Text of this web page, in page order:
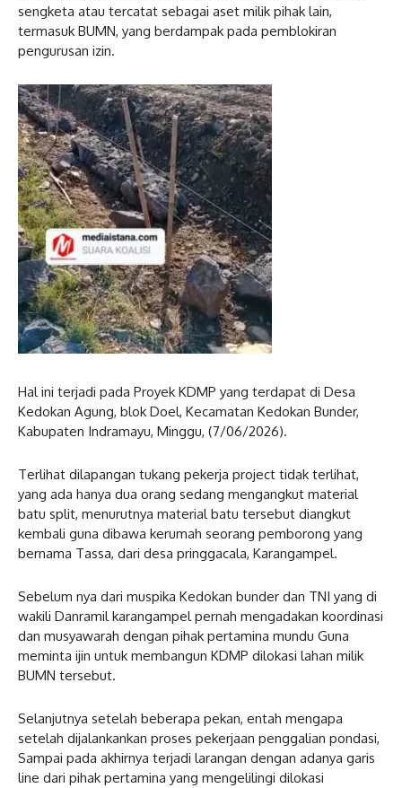
sengketa atau tercatat sebagai aset milik pihak lain,
termasuk BUMN, yang berdampak pada pemblokiran
pengurusan izin.
Hal ini terjadi pada Proyek KDMP yang terdapat di Desa
Kedokan Agung, blok Doel, Kecamatan Kedokan Bunder,
Kabupaten Indramayu, Minggu, (7/06/2026).
Terlihat dilapangan tukang pekerja project tidak terlihat,
yang ada hanya dua orang sedang mengangkut material
batu split, menurutnya material batu tersebut diangkut
kembali guna dibawa kerumah seorang pemborong yang
bernama Tassa, dari desa pringgacala, Karangampel.
Sebelum nya dari muspika Kedokan bunder dan TNI yang di
wakili Danramil karangampel pernah mengadakan koordinasi
dan musyawarah dengan pihak pertamina mundu Guna
meminta ijin untuk membangun KDMP dilokasi lahan milik
BUMN tersebut.
Selanjutnya setelah beberapa pekan, entah mengapa
setelah dijalankankan proses pekerjaan penggalian pondasi,
Sampai pada akhirnya terjadi larangan dengan adanya garis
line dari pihak pertamina yang mengelilingi dilokasi